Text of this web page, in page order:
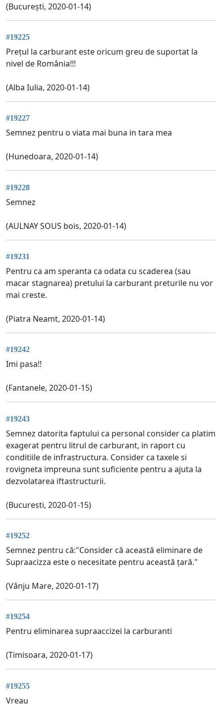
(București, 2020-01-14)
#19225
Prețul la carburant este oricum greu de suportat la
nivel de România!!!
(Alba Iulia, 2020-01-14)
#19227
Semnez pentru o viata mai buna in tara mea
(Hunedoara, 2020-01-14)
#19228
Semnez
(AULNAY SOUS bois, 2020-01-14)
#19231
Pentru ca am speranta ca odata cu scaderea (sau
macar stagnarea) pretului la carburant preturile nu vor
mai creste.
(Piatra Neamt, 2020-01-14)
#19242
Imi pasa!!
(Fantanele, 2020-01-15)
#19243
Semnez datorita faptului ca personal consider ca platim
exagerat pentru litrul de carburant, in raport cu
conditiile de infrastructura. Consider ca taxele si
rovigneta impreuna sunt suficiente pentru a ajuta la
dezvolatarea iftastructurii.
(Bucuresti, 2020-01-15)
#19252
Semnez pentru că:"Consider că această eliminare de
Supraacizza este o necesitate pentru această țară."
(Vânju Mare, 2020-01-17)
#19254
Pentru eliminarea supraaccizei la carburanti
(Timisoara, 2020-01-17)
#19255
Vreau